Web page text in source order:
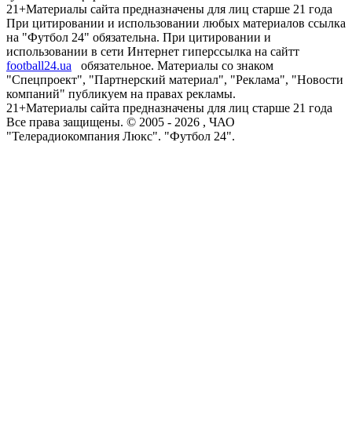
21+Материалы сайта предназначены для лиц старше 21 года
При цитировании и использовании любых материалов ссылка
на "Футбол 24" обязательна. При цитировании и
использовании в сети Интернет гиперссылка на сайтт
football24.ua
обязательное. Материалы со знаком
"Спецпроект", "Партнерский материал", "Реклама", "Новости
компаний" публикуем на правах рекламы.
21+Материалы сайта предназначены для лиц старше 21 года
Все права защищены. © 2005 - 2026 , ЧАО
"Телерадиокомпания Люкс". "Футбол 24".